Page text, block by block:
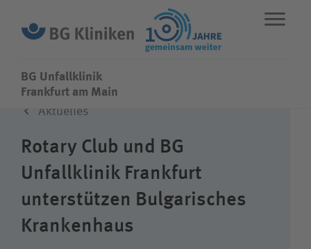
BG Unfallklinik
Fachbereiche
Leistungen
BG Unfallklinik
Frankfurt am Main
Aktuelles
Rotary Club und BG
Unfallklinik Frankfurt
unterstützen Bulgarisches
Krankenhaus